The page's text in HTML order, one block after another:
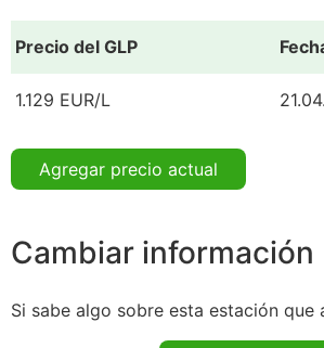
Precio del GLP
1.129 EUR/L
Agregar precio actual
Cambiar información
Si sabe algo sobre esta estación que